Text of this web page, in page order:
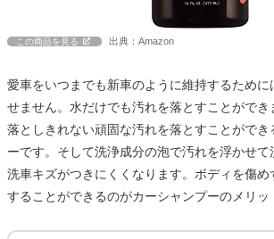
この商品を見る 出典：Amazon
愛車をいつまでも新車のように維持するため
せません。水だけでも汚れを落とすことができ
落としきれない頑固な汚れを落とすことがで
ーです。そして洗浄成分の泡で汚れを浮かせて
洗車キズがつきにくくなります。ボディを傷
することができるのがカーシャンプーのメリッ